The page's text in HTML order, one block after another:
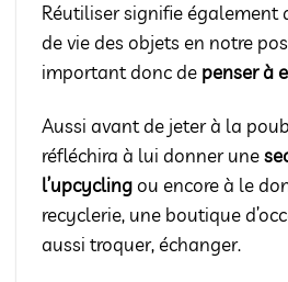
Réutiliser signifie également
de vie des objets en notre
important donc de penser à
Aussi avant de jeter à la
réfléchira à lui donner une
l’upcycling ou encore à le
recyclerie, une boutique
aussi troquer, échanger.